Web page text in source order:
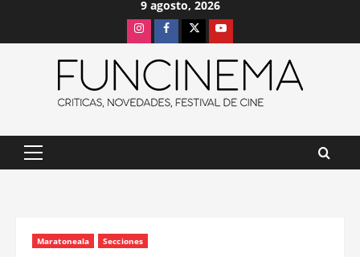
9 agosto, 2026
InstagramFacebook
X Youtube
Menú
Maratoneala Secciones